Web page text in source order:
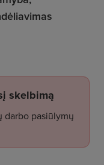
skelbimą
darbo pasiūlymų